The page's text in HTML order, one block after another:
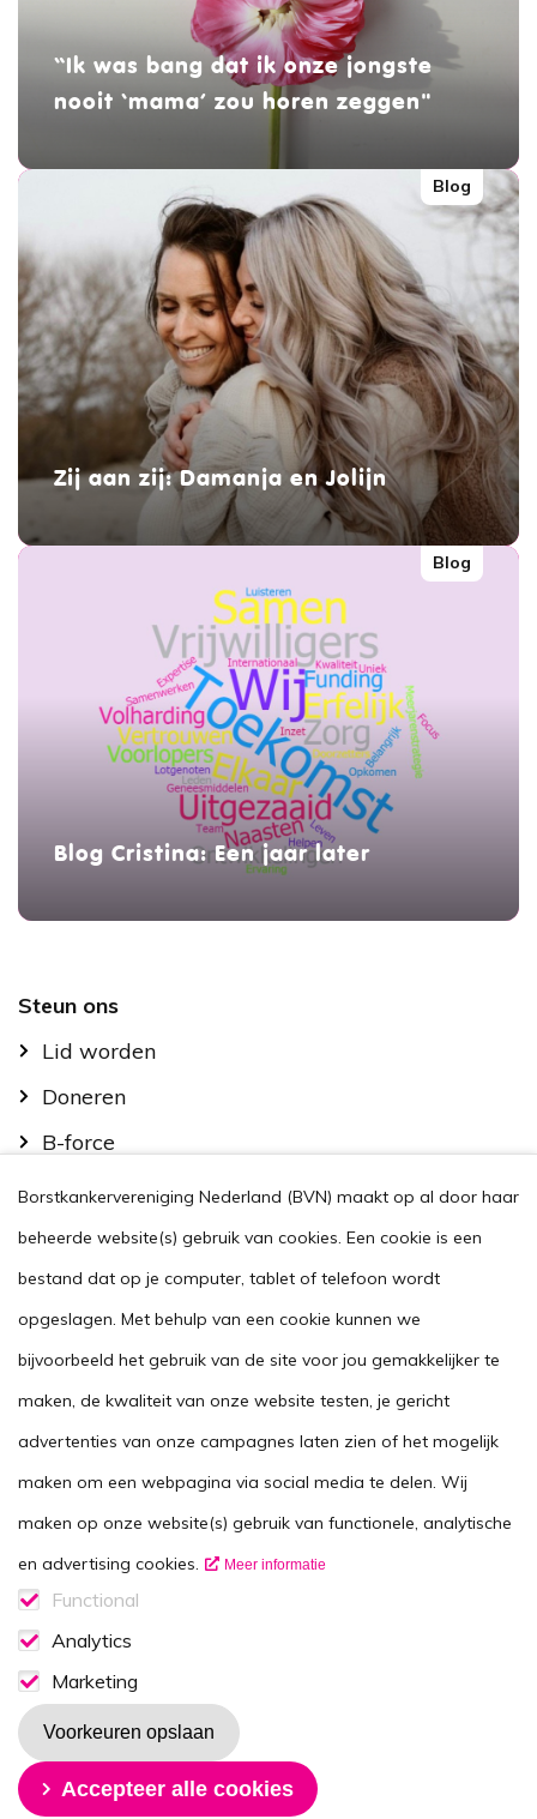
“Ik was bang dat ik onze jongste
nooit ‘mama’ zou horen zeggen"
Blog
Zij aan zij: Damanja en Jolijn
Blog
Blog Cristina: Een jaar later
Footer
Steun ons
Lid worden
Doneren
B-force
Kom in actie
Handig
Stel je vraag
Agenda
Voor zorgverleners
This website in another language
Contactgegevens
Vacatures
Disclaimer
Volg ons op
Nieuwsbrief
Ontvang de maandelijkse (nieuws)B-rief
Borstkankervereniging Nederland (BVN) maakt op al door haar
beheerde website(s) gebruik van cookies. Een cookie is een
bestand dat op je computer, tablet of telefoon wordt
opgeslagen. Met behulp van een cookie kunnen we
bijvoorbeeld het gebruik van de site voor jou gemakkelijker te
maken, de kwaliteit van onze website testen, je gericht
advertenties van onze campagnes laten zien of het mogelijk
maken om een webpagina via social media te delen. Wij
maken op onze website(s) gebruik van functionele, analytische
en advertising cookies.
Meer informatie
Functional
Functionele cookies
Analytics
Analytics consent
Marketing
Marketing consent
Voorkeuren opslaan
Accepteer alle cookies
Toestemming intrekken